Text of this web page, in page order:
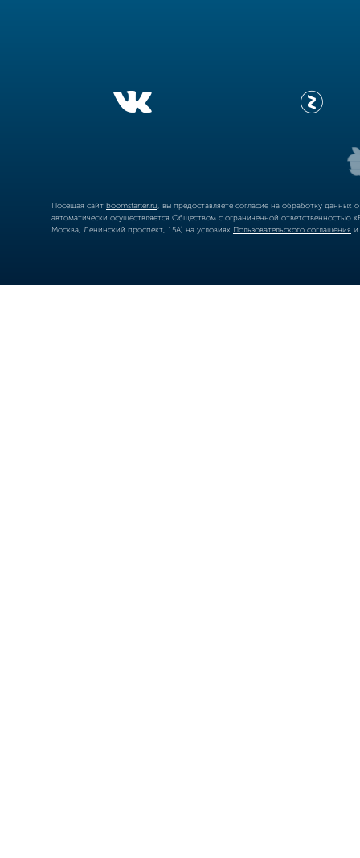
Посещая сайт boomstarter.ru , вы предоставляете согласие на обработку
автоматически осуществляется Обществом с ограниченной
Москва, Ленинский проспект, 15А) на условиях Пользовательского соглашения и